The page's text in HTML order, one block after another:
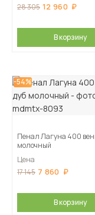
28 305 12 960
В корзину
-54%
Пенал Лагуна 400
молочный
Цена
17 145 7 860
В корзину